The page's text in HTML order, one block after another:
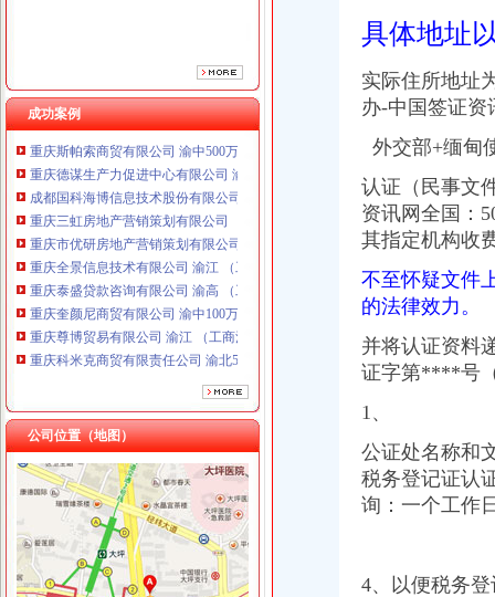
成功案例
重庆科米克商贸有限责任公司 渝北50万 （工商注册）
重庆瑾崇进出口贸易有限公司 渝中100万 （进出口权）
重庆斯帕索商贸有限公司 渝中500万 （进出口权）
重庆德谋生产力促进中心有限公司 渝大10万 （工商注册）
成都国科海博信息技术股份有限公司重庆分公司 渝江 （工商注册）
重庆三虹房地产营销策划有限公司
重庆市优研房地产营销策划有限公司
重庆全景信息技术有限公司 渝江 （工商注册）
重庆泰盛贷款咨询有限公司 渝高 （工商注册）
重庆奎颜尼商贸有限公司 渝中100万 （工商注册）
重庆尊博贸易有限公司 渝江 （工商注册）
重庆科米克商贸有限责任公司 渝北50万 （工商注册）
重庆瑾崇进出口贸易有限公司 渝中100万 （进出口权）
重庆斯帕索商贸有限公司 渝中500万 （进出口权）
重庆德谋生产力促进中心有限公司 渝大10万 （工商注册）
成都国科海博信息技术股份有限公司重庆分公司 渝江 （工商注册）
公司位置（地图）
沙坪坝区办税务登记证流程
单位纳税人、个体工商户、分支机构办理税务登记证的流程
具体地址
实际住所地址
办-中国签证资
外交部+缅甸
认证（民事文
资讯网全国：
其指定机构收
不至怀疑文件
的法律效力。
并将认证资料
证字第****号
1、
公证处名称和
税务登记证认
询：一个工作
4、以便税务登